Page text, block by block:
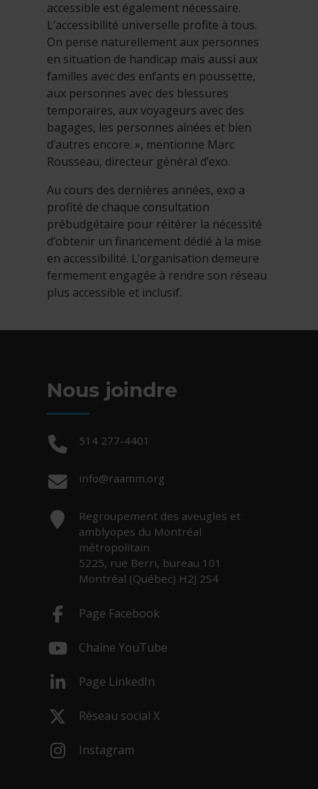
accessible est également nécessaire.
L’accessibilité universelle profite à tous.
On pense naturellement aux personnes
en situation de handicap mais aussi aux
familles avec des enfants en poussette,
aux personnes avec des blessures
temporaires, aux voyageurs avec des
bagages, les personnes aînées et bien
d’autres encore. », mentionne Marc
Rousseau, directeur général d’exo.
Au cours des dernières années, exo a
profité de chaque consultation
prébudgétaire pour réitérer la nécessité
d’obtenir un financement dédié à la mise
en accessibilité. L’organisation demeure
fermement engagée à rendre son réseau
plus accessible et inclusif.
Nous joindre
Téléphone :
514 277-4401
Courriel :
info@raamm.org
Adresse :
Regroupement des aveugles et
amblyopes du Montréal
métropolitain
5225, rue Berri, bureau 101
Montréal (Québec) H2J 2S4
Page Facebook
Chaîne YouTube
Page LinkedIn
Réseau social X
Instagram